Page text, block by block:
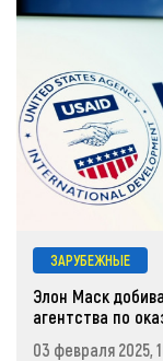
ЗАРУБЕЖНЫЕ
Элон Маск
агентства по
03 февраля 2025,